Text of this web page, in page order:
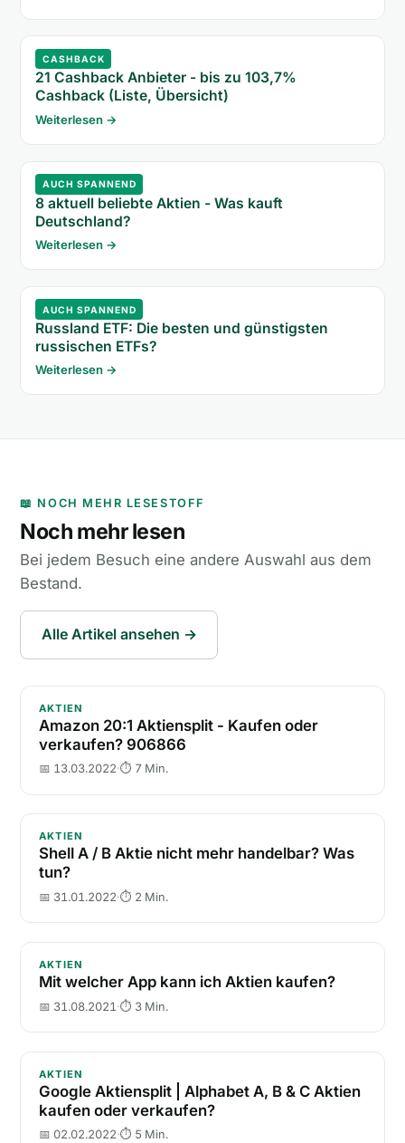
CASHBACK
21 Cashback Anbieter - bis zu 103,7%
Cashback (Liste, Übersicht)
Weiterlesen →
AUCH SPANNEND
8 aktuell beliebte Aktien - Was kauft
Deutschland?
Weiterlesen →
AUCH SPANNEND
Russland ETF: Die besten und günstigsten
russischen ETFs?
Weiterlesen →
📖 NOCH MEHR LESESTOFF
Noch mehr lesen
Bei jedem Besuch eine andere Auswahl aus dem
Bestand.
Alle Artikel ansehen →
Amazon 20:1 Aktiensplit - Kaufen oder verkaufen?
AKTIEN
Amazon 20:1 Aktiensplit - Kaufen oder
verkaufen? 906866
📅 13.03.2022·⏱ 7 Min.
Shell A / B Aktie nicht mehr handelbar? Was tun?
AKTIEN
Shell A / B Aktie nicht mehr handelbar? Was
tun?
📅 31.01.2022·⏱ 2 Min.
Mit welcher App kann ich Aktien kaufen?
AKTIEN
Mit welcher App kann ich Aktien kaufen?
📅 31.08.2021 ·⏱ 3 Min.
Google Aktiensplit | Alphabet A, B & C Aktien
AKTIEN
Google Aktiensplit | Alphabet A, B & C Aktien
kaufen oder verkaufen?
📅 02.02.2022·⏱ 5 Min.